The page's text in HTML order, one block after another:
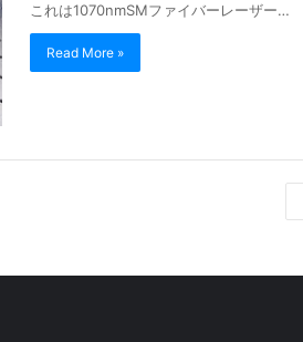
これは1070nmSMファイバーレーザー…
Read More »